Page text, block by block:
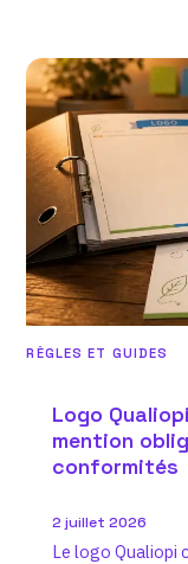
RÈGLES ET GUIDES
Logo
mention
conformités
2 juillet 2026
Le logo Qualiopi